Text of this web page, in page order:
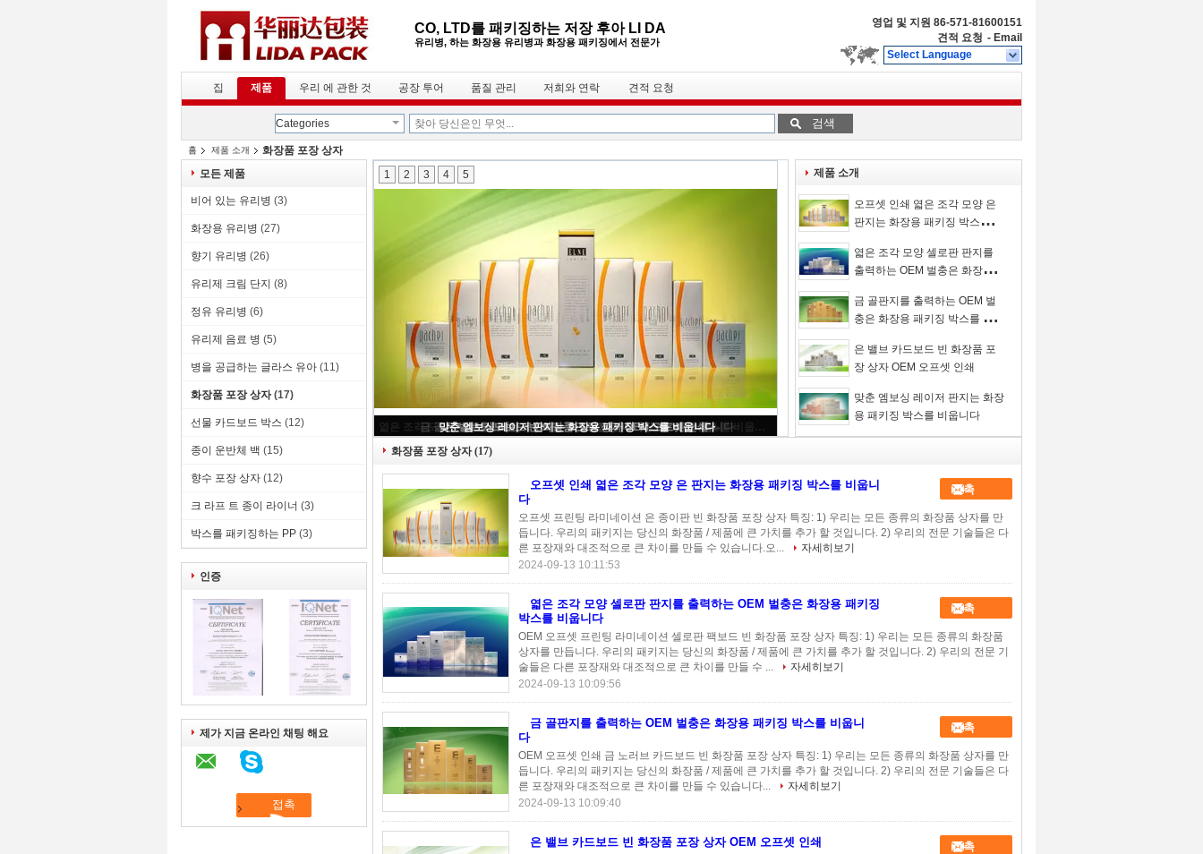
CO, LTD를 패키징하는 저장 후아 LI DA
유리병, 하는 화장용 유리병과 화장용 패키징에서 전문가
영업 및 지원 86-571-81600151
견적 요청 - Email
Select Language
집 제품 우리 에 관한 것 공장 투어 품질 관리 저희와 연락 견적 요청
Categories 검색
홈 제품 소개
화장품 포장 상자
모든 제품
비어 있는 유리병 (3)
화장용 유리병 (27)
향기 유리병 (26)
유리제 크림 단지 (8)
정유 유리병 (6)
유리제 음료 병 (5)
병을 공급하는 글라스 유아 (11)
화장품 포장 상자 (17)
선물 카드보드 박스 (12)
종이 운반체 백 (15)
향수 포장 상자 (12)
크 라프 트 종이 라이너 (3)
박스를 패키징하는 PP (3)
인증
제가 지금 온라인 채팅 해요
오프셋 인쇄 엷은 조각 모양 은 판지는 화장용 패키징 박스를 비웁니다
1 2 3 4 5 제품 소개
오프셋 인쇄 엷은 조각 모양 은
판지는 화장용 패키징 박스를 비
엷은 조각 모양 셀로판 판지를
출력하는 OEM 벌충은 화장용
금 골판지를 출력하는 OEM 벌
충은 화장용 패키징 박스를 비웁
은 밸브 카드보드 빈 화장품 포
장 상자 OEM 오프셋 인쇄
맞춘 엠보싱 레이저 판지는 화장
용 패키징 박스를 비웁니다
화장품 포장 상자 (17)
오프셋 인쇄 엷은 조각 모양 은 판지는 화장용 패키징 박스를 비웁니
다
접촉
오프셋 프린팅 라미네이션 은 종이판 빈 화장품 포장 상자 특징: 1) 우리는 모든 종류의 화장품 상자를 만
듭니다. 우리의 패키지는 당신의 화장품 / 제품에 큰 가치를 추가 할 것입니다. 2) 우리의 전문 기술들은 다
른 포장재와 대조적으로 큰 차이를 만들 수 있습니다.오...
자세히보기
2024-09-13 10:11:53
엷은 조각 모양 셀로판 판지를 출력하는 OEM 벌충은 화장용 패키징
박스를 비웁니다
접촉
OEM 오프셋 프린팅 라미네이션 셀로판 팩보드 빈 화장품 포장 상자 특징: 1) 우리는 모든 종류의 화장품
상자를 만듭니다. 우리의 패키지는 당신의 화장품 / 제품에 큰 가치를 추가 할 것입니다. 2) 우리의 전문 기
술들은 다른 포장재와 대조적으로 큰 차이를 만들 수 ...
자세히보기
2024-09-13 10:09:56
금 골판지를 출력하는 OEM 벌충은 화장용 패키징 박스를 비웁니
다
접촉
OEM 오프셋 인쇄 금 노러브 카드보드 빈 화장품 포장 상자 특징: 1) 우리는 모든 종류의 화장품 상자를 만
듭니다. 우리의 패키지는 당신의 화장품 / 제품에 큰 가치를 추가 할 것입니다. 2) 우리의 전문 기술들은 다
른 포장재와 대조적으로 큰 차이를 만들 수 있습니다...
자세히보기
2024-09-13 10:09:40
은 밸브 카드보드 빈 화장품 포장 상자 OEM 오프셋 인쇄 접촉